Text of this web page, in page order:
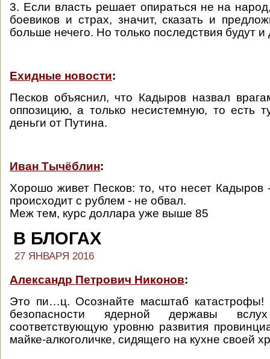
3. Если власть решает опираться не на
боевиков и страх, значит, сказать и
больше нечего. Но только последствия будут
Ехидные новости:
Песков объяснил, что Кадыров назвал
оппозицию, а только несистемную, то есть
деньги от Путина.
Иван Тычёблин:
Хорошо живет Песков: то, что несет Кадыров
происходит с рублем - не обвал.
Меж тем, курс доллара уже выше 85
В БЛОГАХ
27 ЯНВАРЯ 2016
Александр Петрович Никонов:
Это пи…ц. Осознайте масштаб катастрофы!
безопасности ядерной державы
соответствующую уровню развития
майке-алкоголичке, сидящего на кухне своей